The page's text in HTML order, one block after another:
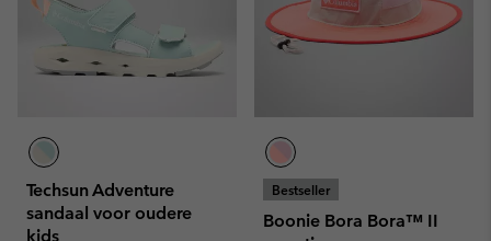
Techsun Adventure
sandaal voor oudere
kids
Bestseller
Boonie Bora Bora™ II